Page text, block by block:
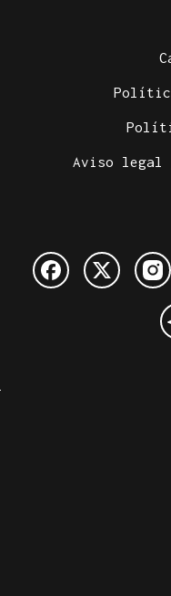
Aviso legal